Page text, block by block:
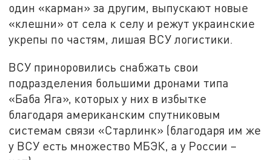
один «карман» за другим, выпускают новые
«клешни» от села к селу и режут украинские
укрепы по частям, лишая ВСУ логистики.
ВСУ приноровились снабжать свои
подразделения большими дронами типа
«Баба Яга», которых у них в избытке
благодаря американским спутниковым
системам связи «Старлинк» (благодаря им же
у ВСУ есть множество МБЭК, а у России –